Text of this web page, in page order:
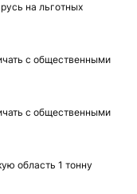
на льготных
с общественными
с общественными
область 1 тонну